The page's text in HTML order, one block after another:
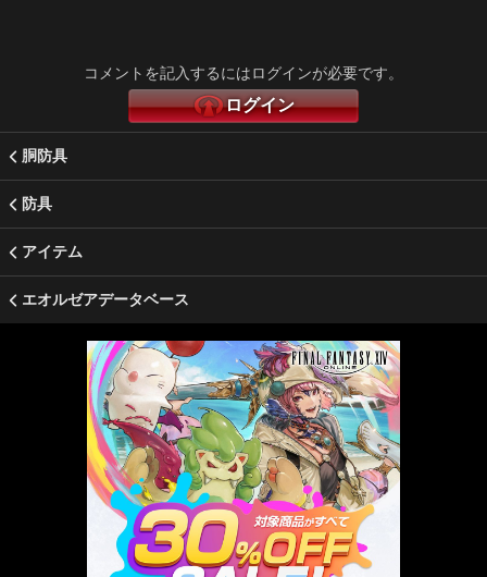
コメントを記入するにはログインが必要です。
ログイン
胴防具
防具
アイテム
エオルゼアデータベース